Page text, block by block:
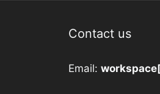
Contact us
Email: